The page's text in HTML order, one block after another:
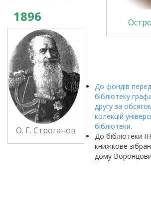
1896
О. Г. Строганов
До фондів
бібліотеку
другу за
колекцій
бібліотеки.
До бібліотеки
книжкове
дому